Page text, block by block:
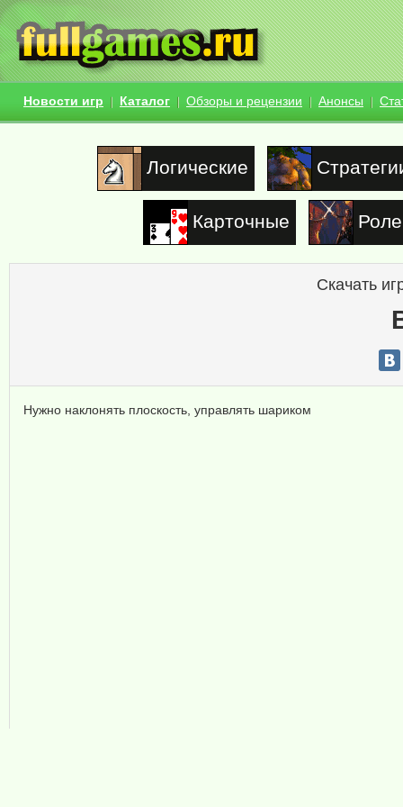
Новости игр Каталог Обзоры и рецензии Анонсы
Логические
Карточные
Скачать
Нужно наклонять плоскость, управлять шариком